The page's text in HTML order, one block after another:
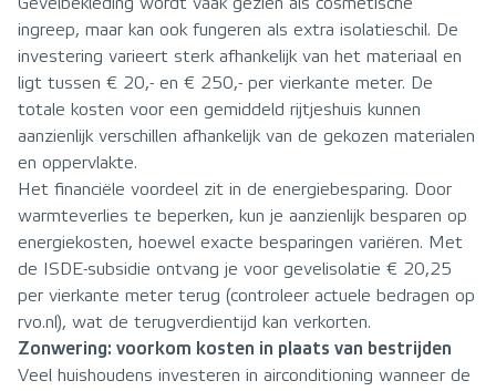
ingreep, maar kan ook fungeren als extra isolatieschil. De
investering varieert sterk afhankelijk van het materiaal en
ligt tussen € 20,- en € 250,- per vierkante meter. De
totale kosten voor een gemiddeld rijtjeshuis kunnen
aanzienlijk verschillen afhankelijk van de gekozen materialen
en oppervlakte.
Het financiële voordeel zit in de energiebesparing. Door
warmteverlies te beperken, kun je aanzienlijk besparen op
energiekosten, hoewel exacte besparingen variëren. Met
de ISDE-subsidie ontvang je voor gevelisolatie € 20,25
per vierkante meter terug (controleer actuele bedragen op
rvo.nl), wat de terugverdientijd kan verkorten.
Zonwering: voorkom kosten in plaats van bestrijden
Veel huishoudens investeren in airconditioning wanneer de